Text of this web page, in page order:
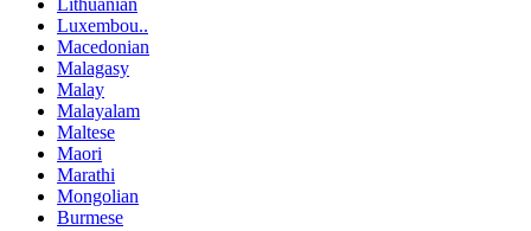
Luxembou..
Macedonian
Malagasy
Malay
Malayalam
Maltese
Maori
Marathi
Mongolian
Burmese